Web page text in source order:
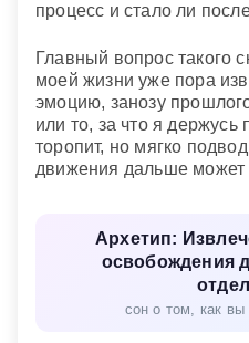
процесс и стало ли
Главный вопрос такого
моей жизни уже пора
эмоцию, занозу
или то, за что я
торопит, но мягко
движения дальше может
Архетип:
освобождения
сон о том, как вы